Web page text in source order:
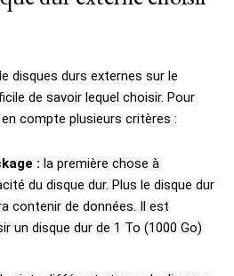
disques durs externes sur le
de savoir lequel choisir. Pour
compte plusieurs critères :
: la première chose à
du disque dur. Plus le disque dur
contenir de données. Il est
un disque dur de 1 To (1000 Go)